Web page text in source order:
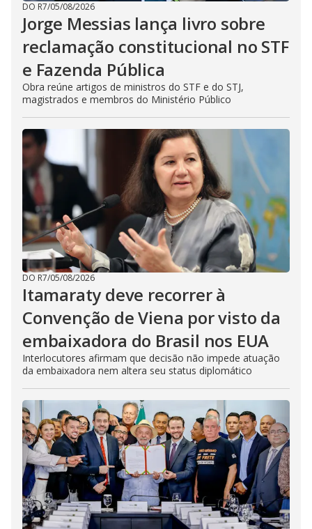
DO R7/05/08/2026
Jorge Messias lança livro sobre
reclamação constitucional no STF
e Fazenda Pública
Obra reúne artigos de ministros do STF e do STJ,
magistrados e membros do Ministério Público
DO R7/05/08/2026
Itamaraty deve recorrer à
Convenção de Viena por visto da
embaixadora do Brasil nos EUA
Interlocutores afirmam que decisão não impede atuação
da embaixadora nem altera seu status diplomático